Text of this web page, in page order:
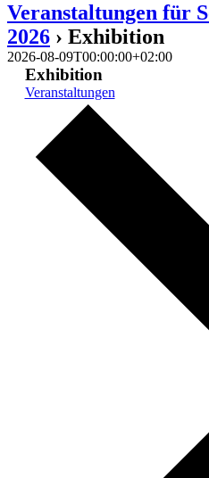
Veranstaltungen für
2026 › Exhibition
2026-08-09T00:00:00+02:00
Exhibition
Veranstaltungen